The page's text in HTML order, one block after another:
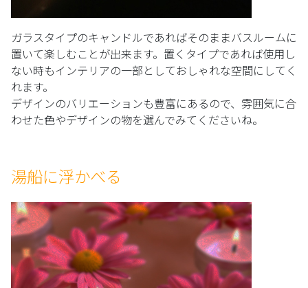
ガラスタイプのキャンドルであればそのままバスルームに
置いて楽しむことが出来ます。置くタイプであれば使用し
ない時もインテリアの一部としておしゃれな空間にしてく
れます。
デザインのバリエーションも豊富にあるので、雰囲気に合
わせた色やデザインの物を選んでみてくださいね。
湯船に浮かべる